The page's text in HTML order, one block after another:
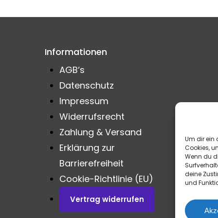
Um dir ein
Cookies,
Wenn du
deine
und
Informationen
AGB‘s
Datenschutz
Impressum
Widerrufsrecht
Zahlung & Versand
Erklärung zur
Barrierefreiheit
Cookie-Richtlinie (EU)
Vertrag widerrufen